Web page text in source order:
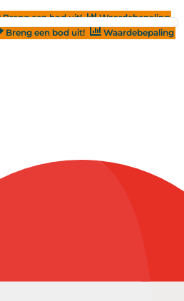
Breng een bod uit!
Waardebepaling
Breng een bod uit! Waardebepaling